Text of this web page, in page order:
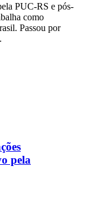
PUC-RS e pós-
como
Passou por
pela